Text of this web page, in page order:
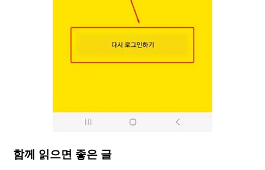
함께 읽으면 좋은 글